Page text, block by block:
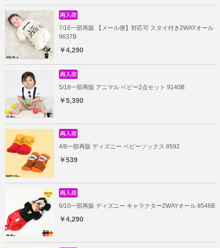
7/16一部再販 【メール便】対応可 スタイ付き2WAYオール
9637B
￥4,290
5/18一部再販 アニマル ベビー2点セット 9140B
￥5,390
4/8一部再販 ディズニー ベビーソックス 8592
￥539
6/10一部再販 ディズニー キャラクター2WAYオール 8546B
￥4,290